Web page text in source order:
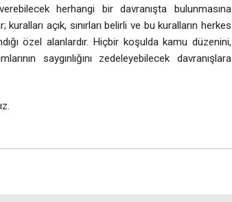
herhangi bir davranışta bulunmasına
açık, sınırları belirli ve bu kuralların herkes
özel alanlardır. Hiçbir koşulda kamu düzenini,
saygınlığını zedeleyebilecek davranışlara